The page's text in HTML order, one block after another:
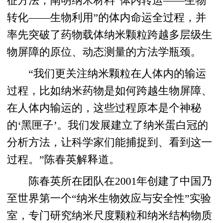
转化——生物利用”的体内命运全过程，并
率先突破了药物载体纳米颗粒跨越多层级生
物屏障的原位、动态测量的方法学瓶颈。
“我们更关注纳米颗粒在人体内的输运
过程，比如纳米药物是如何跨越生物屏障、
在人体内输运的，这些过程原本是个神秘
的‘黑匣子’。我们发展建立了纳米蛋白冠的
分析方法，让科学家们能捕捉到、看到这一
过程。”陈春英解释道。
陈春英所在团队在2001年创建了中国乃
至世界第一个“纳米生物效应与安全性”实验
室，专门研究纳米尺度颗粒和纳米结构物质